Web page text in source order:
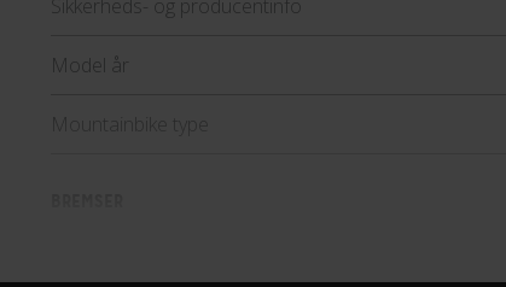
Sikkerheds- og producentinfo
Model år
Mountainbike type